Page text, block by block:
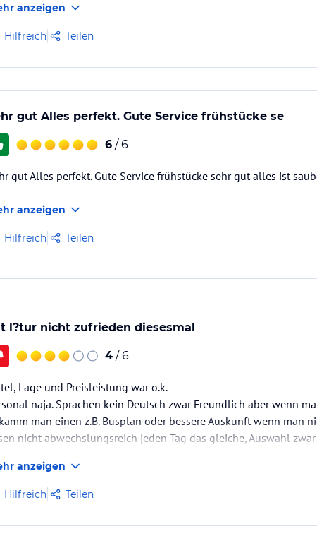
anzeigen
Hilfreich Teilen
gut Alles perfekt. Gute Service frühstücke se
6 / 6
gut Alles perfekt. Gute Service frühstücke sehr gut alles ist
anzeigen
Hilfreich Teilen
l?tur nicht zufrieden diesesmal
4 / 6
Lage und Preisleistung war o.k.
naja. Sprachen kein Deutsch zwar Freundlich aber wenn
man einen z.B. Busplan oder bessere Auskunft wenn man
nicht abwechslungsreich jeden Tag das gleiche, Auswahl
Bett war kaputt, wie wir dies sagten meinte der Hausmeister
einmal haben Sie es doch gesehn und gemacht.…
anzeigen
Hilfreich Teilen